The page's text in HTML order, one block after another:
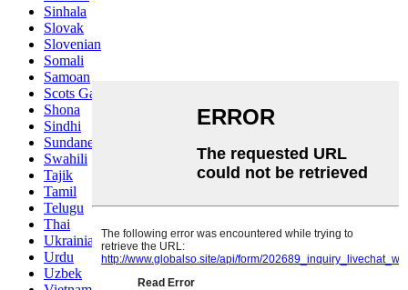
Sinhala
Slovak
Slovenian
Somali
Samoan
Scots Gaelic
Shona
Sindhi
Sundanese
Swahili
Tajik
Tamil
Telugu
Thai
Ukrainian
Urdu
Uzbek